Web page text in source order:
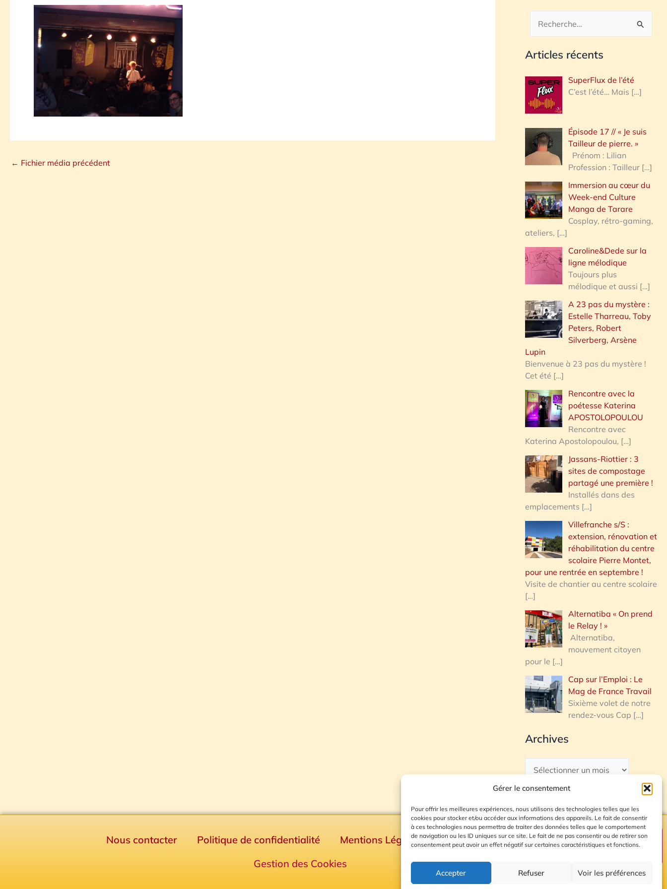
Gérer le consentement
Pour offrir les meilleures expériences, nous utilisons des technologies telles que les
cookies pour stocker et/ou accéder aux informations des appareils. Le fait de consentir
à ces technologies nous permettra de traiter des données telles que le comportement
de navigation ou les ID uniques sur ce site. Le fait de ne pas consentir ou de retirer son
consentement peut avoir un effet négatif sur certaines caractéristiques et fonctions.
Accepter Refuser Voir les préférences
← Fichier média précédent
c
h
r
h
e
:
Articles récents
SuperFlux de l’été
C’est l’été… Mais […]
Épisode 17 // « Je suis
Tailleur de pierre. »
Prénom : Lilian
Profession : Tailleur […]
Immersion au cœur du
Week-end Culture
Manga de Tarare
Cosplay, rétro-gaming,
ateliers, […]
Caroline&Dede sur la
ligne mélodique
Toujours plus
mélodique et aussi […]
A 23 pas du mystère :
Estelle Tharreau, Toby
Peters, Robert
Silverberg, Arsène
Lupin
Bienvenue à 23 pas du mystère !
Cet été […]
Rencontre avec la
poétesse Katerina
APOSTOLOPOULOU
Rencontre avec
Katerina Apostolopoulou, […]
Jassans-Riottier : 3
sites de compostage
partagé une première !
Installés dans des
emplacements […]
Villefranche s/S :
extension, rénovation et
réhabilitation du centre
scolaire Pierre Montet,
pour une rentrée en septembre !
Visite de chantier au centre scolaire
[…]
Alternatiba « On prend
le Relay ! »
Alternatiba,
mouvement citoyen
pour le […]
Cap sur l’Emploi : Le
Mag de France Travail
Sixième volet de notre
rendez-vous Cap […]
Archives
Nous contacter Politique de confidentialité Mentions Légales
Plan du site
Gestion des Cookies